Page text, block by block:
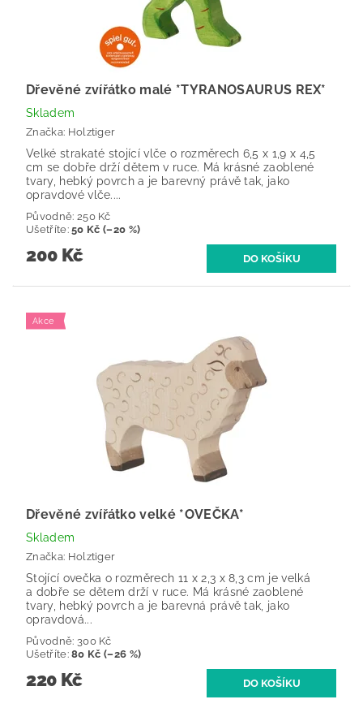
Dřevěné zvířátko malé *TYRANOSAURUS REX*
Skladem
Značka: Holztiger
Velké strakaté stojící vlče o rozměrech 6,5 x 1,9 x 4,5
cm se dobře drží dětem v ruce. Má krásné zaoblené
tvary, hebký povrch a je barevný právě tak, jako
opravdové vlče....
Původně: 250 Kč
Ušetříte:50 Kč (–20 %)
200 Kč
Akce
Dřevěné zvířátko velké *OVEČKA*
Skladem
Značka: Holztiger
Stojící ovečka o rozměrech 11 x 2,3 x 8,3 cm je velká
a dobře se dětem drží v ruce. Má krásné zaoblené
tvary, hebký povrch a je barevná právě tak, jako
opravdová...
Původně: 300 Kč
Ušetříte:80 Kč (–26 %)
220 Kč